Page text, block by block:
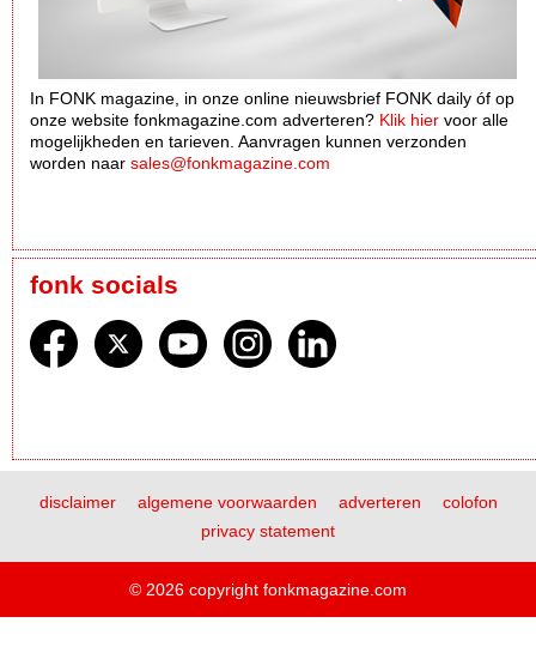
In FONK magazine, in onze online nieuwsbrief FONK daily óf op
onze website fonkmagazine.com adverteren? Klik hier voor alle
mogelijkheden en tarieven. Aanvragen kunnen verzonden
worden naar sales@fonkmagazine.com
fonk socials
disclaimer algemene voorwaarden adverteren
colofon
privacy statement
© 2026 copyright fonkmagazine.com